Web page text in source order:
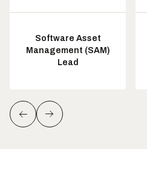
Software Asset
Management (SAM)
Lead